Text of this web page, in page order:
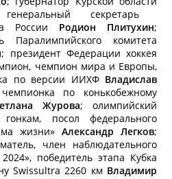
секретарь
России Родион Плитухин;
Паралимпийского комитета
; президент Федерации хоккея
чемпион мира и Европы,
по версии ИИХФ Владислав
по конькобежному
Журова; олимпийский
посол федерального
жизни» Александр Легков;
член наблюдательного
победитель этапа Кубка
Swissultra 2260 км Владимир